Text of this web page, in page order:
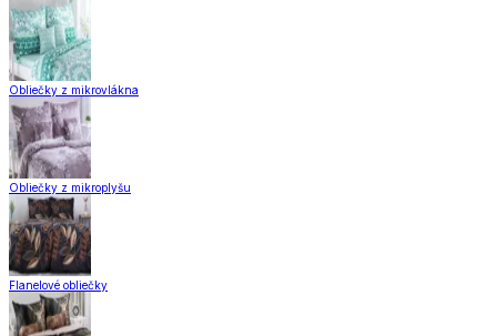
Obliečky z mikrovlákna
Obliečky z mikroplyšu
Flanelové obliečky